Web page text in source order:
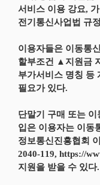
서비스 이용 강요,
전기통신사업법 규
이용자들은 이동통
할부조건 ▲지원금
부가서비스 명칭 등
필요가 있다.
단말기 구매 또는
입은 이용자는 이동
정보통신진흥협회
2040-119, https://
지원을 받을 수 있다.